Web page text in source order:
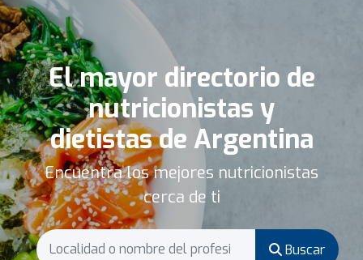
El mayor directorio de
nutricionistas y
dietistas de Argentina
Encuentra los mejores nutricionistas
cerca de ti
Buscar